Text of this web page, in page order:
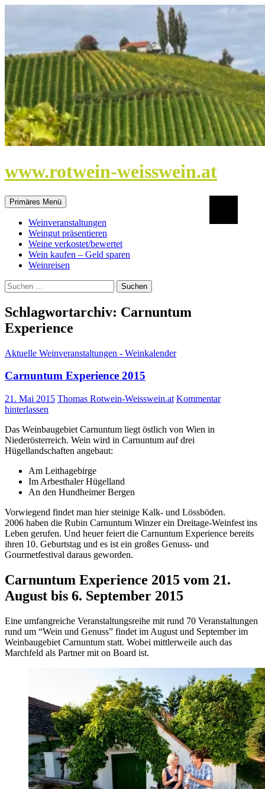
www.rotwein-weisswein.at
Primäres Menü
Weinveranstaltungen
Weingut präsentieren
Weine verkostet/bewertet
Wein kaufen – Geld sparen
Weinreisen
Suchen
nach:
Schlagwortarchiv: Carnuntum
Experience
Aktuelle Weinveranstaltungen - Weinkalender
Carnuntum Experience 2015
21. Mai 2015 Thomas Rotwein-Weisswein.at Kommentar
hinterlassen
Das Weinbaugebiet Carnuntum liegt östlich von Wien in
Niederösterreich. Wein wird in Carnuntum auf drei
Hügellandschaften angebaut:
Am Leithagebirge
Im Arbesthaler Hügelland
An den Hundheimer Bergen
Vorwiegend findet man hier steinige Kalk- und Lössböden.
2006 haben die Rubin Carnuntum Winzer ein Dreitage-Weinfest ins
Leben gerufen. Und heuer feiert die Carnuntum Experience bereits
ihren 10. Geburtstag und es ist ein großes Genuss- und
Gourmetfestival daraus geworden.
Carnuntum Experience 2015 vom 21.
August bis 6. September 2015
Eine umfangreiche Veranstaltungsreihe mit rund 70 Veranstaltungen
rund um “Wein und Genuss” findet im August und September im
Weinbaugebiet Carnuntum statt. Wobei mittlerweile auch das
Marchfeld als Partner mit on Board ist.